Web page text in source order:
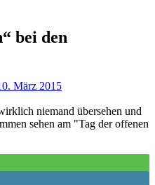
bei den
März 2015
niemand übersehen und
sehen am "Tag der offenen